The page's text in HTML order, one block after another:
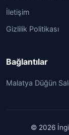
İletişim
Gizlilik Politikası
Bağlantılar
Malatya Düğün
© 2026